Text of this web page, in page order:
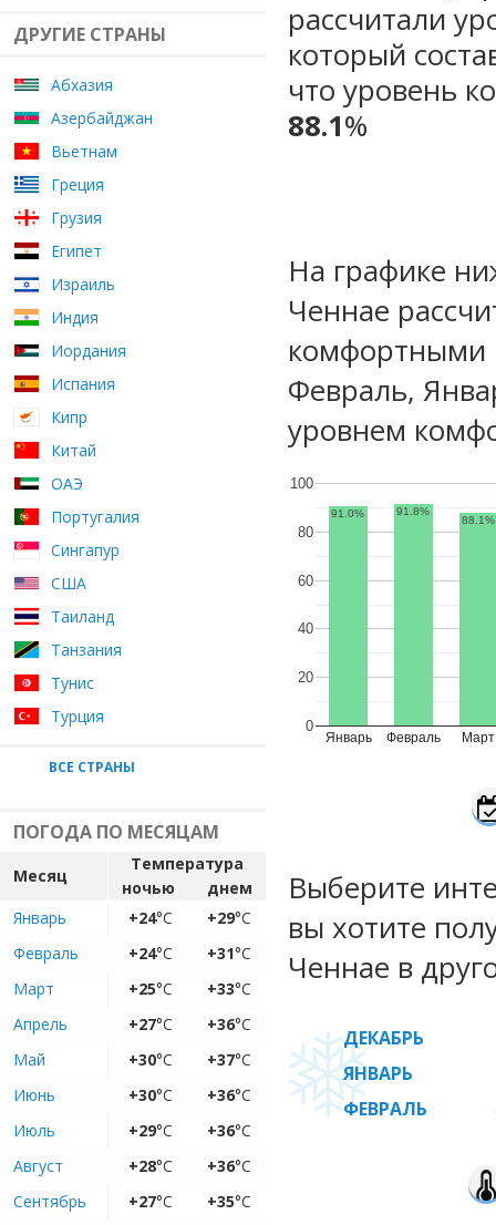
ДРУГИЕ СТРАНЫ
Абхазия
Азербайджан
Вьетнам
Греция
Грузия
Египет
Израиль
Индия
Иордания
Испания
Кипр
Китай
ОАЭ
Португалия
Сингапур
США
Таиланд
Танзания
Тунис
Турция
ВСЕ СТРАНЫ
ПОГОДА ПО МЕСЯЦАМ
Месяц
Температура
ночью
днем
Январь
+24°C +29°C
Февраль
+24°C +31°C
Март
+25°C +33°C
Апрель
+27°C +36°C
Май
+30°C +37°C
Июнь
+30°C +36°C
Июль
+29°C +36°C
Август
+28°C +36°C
Сентябрь
+27°C +35°C
рассчитали
который
что уровень
88.1%
На графике
Ченнае
комфортными
Февраль,
уровнем
Январь Февраль Март
0
20
40
60
80
100
91.0% 91.8%
88.1%
Выберите
вы хотите
Ченнае в
ДЕКАБРЬ
ЯНВАРЬ
ФЕВРАЛЬ